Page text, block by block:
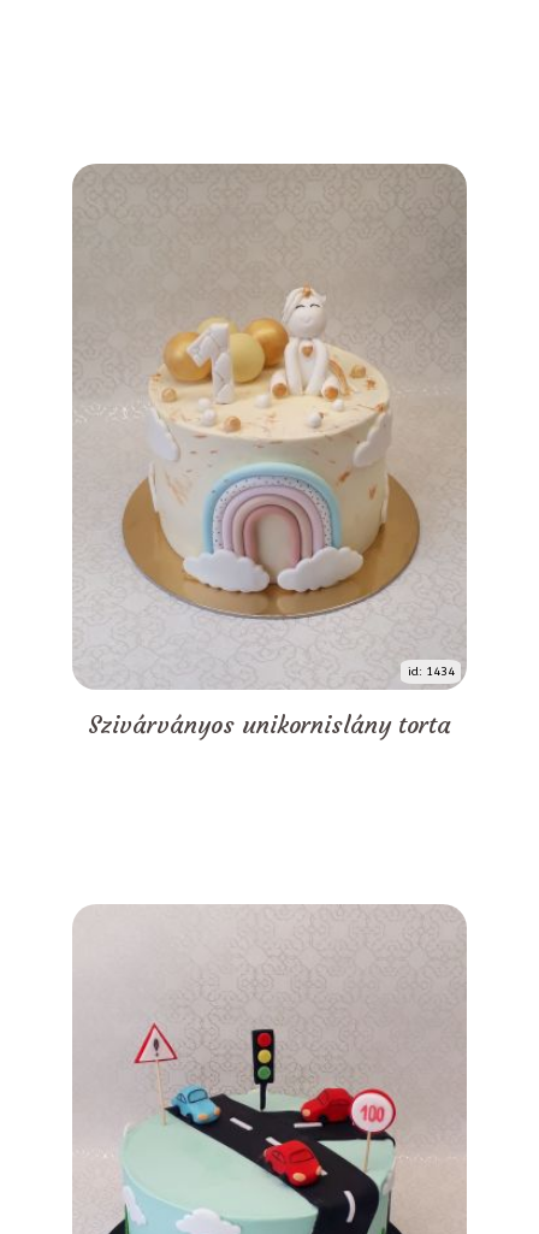
id: 1434
Szivárványos unikornislány torta